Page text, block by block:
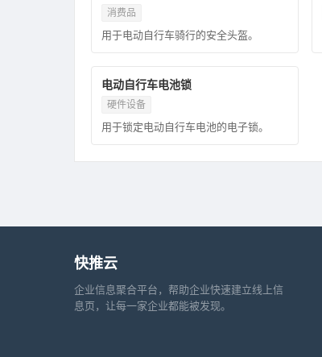
消费品
用于电动自行车骑行的安全头盔。
电动自行车电池锁
硬件设备
用于锁定电动自行车电池的电子锁。
快推云
企业信息聚合平台，帮助企业快速建立线上信
息页，让每一家企业都能被发现。